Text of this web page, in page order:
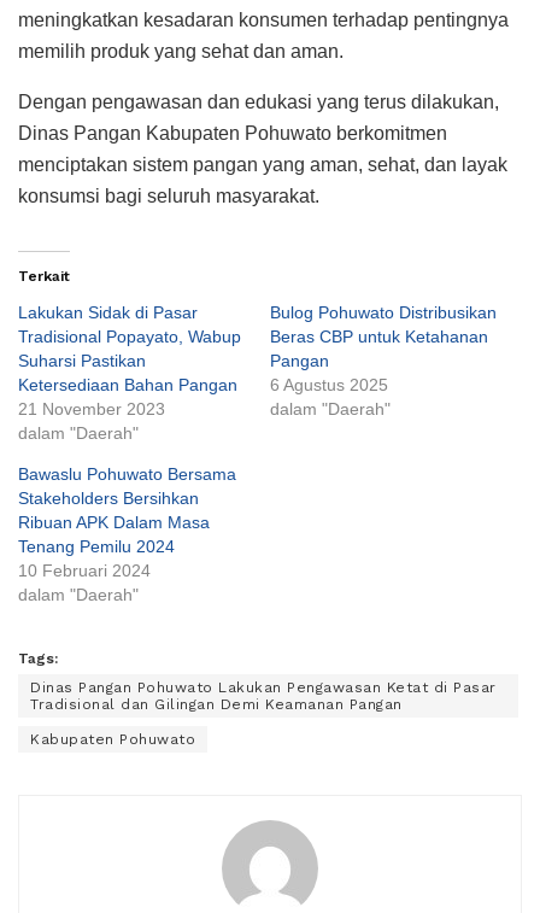
meningkatkan kesadaran konsumen terhadap pentingnya
memilih produk yang sehat dan aman.
Dengan pengawasan dan edukasi yang terus dilakukan,
Dinas Pangan Kabupaten Pohuwato berkomitmen
menciptakan sistem pangan yang aman, sehat, dan layak
konsumsi bagi seluruh masyarakat.
Terkait
Lakukan Sidak di Pasar
Tradisional Popayato, Wabup
Suharsi Pastikan
Ketersediaan Bahan Pangan
21 November 2023
dalam "Daerah"
Bulog Pohuwato Distribusikan
Beras CBP untuk Ketahanan
Pangan
6 Agustus 2025
dalam "Daerah"
Bawaslu Pohuwato Bersama
Stakeholders Bersihkan
Ribuan APK Dalam Masa
Tenang Pemilu 2024
10 Februari 2024
dalam "Daerah"
Tags:
Dinas Pangan Pohuwato Lakukan Pengawasan Ketat di Pasar
Tradisional dan Gilingan Demi Keamanan Pangan
Kabupaten Pohuwato